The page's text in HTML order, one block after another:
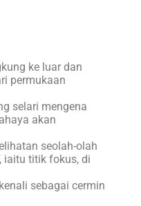
ke luar dan
permukaan
selari mengena
akan
seolah-olah
iaitu titik fokus, di
sebagai cermin